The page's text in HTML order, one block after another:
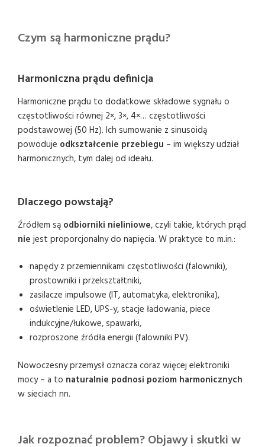
Czym są harmoniczne prądu?
Harmoniczna prądu definicja
Harmoniczne prądu to dodatkowe składowe sygnału o
częstotliwości równej 2×, 3×, 4×… częstotliwości
podstawowej (50 Hz). Ich sumowanie z sinusoidą
powoduje odkształcenie przebiegu – im większy udział
harmonicznych, tym dalej od ideału.
Dlaczego powstają?
Źródłem są odbiorniki nieliniowe, czyli takie, których prąd
niejest proporcjonalny do napięcia. W praktyce to m.in.:
napędy z przemiennikami częstotliwości (falowniki),
prostowniki i przekształtniki,
zasilacze impulsowe (IT, automatyka, elektronika),
oświetlenie LED, UPS-y, stacje ładowania, piece
indukcyjne/łukowe, spawarki,
rozproszone źródła energii (falowniki PV).
Nowoczesny przemysł oznacza coraz więcej elektroniki
mocy – a to naturalnie podnosi poziom harmonicznych
w sieciach nn.
Jak rozpoznać problem? Objawy i skutki w